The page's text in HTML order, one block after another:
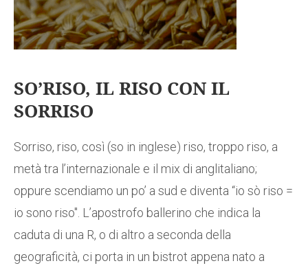
SO’RISO, IL RISO CON IL
SORRISO
Sorriso, riso, così (so in inglese) riso, troppo riso, a
metà tra l’internazionale e il mix di anglitaliano;
oppure scendiamo un po’ a sud e diventa “io sò riso =
io sono riso". L’apostrofo ballerino che indica la
caduta di una R, o di altro a seconda della
geograficità, ci porta in un bistrot appena nato a